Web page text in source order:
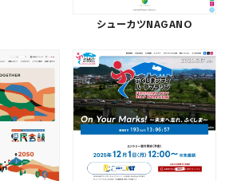
シューカツNAGANO